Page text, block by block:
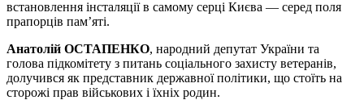
встановлення інсталяції в самому серці Києва — серед поля
прапорців пам’яті.
Анатолій ОСТАПЕНКО, народний депутат України та
голова підкомітету з питань соціального захисту ветеранів,
долучився як представник державної політики, що стоїть на
сторожі прав військових і їхніх родин.